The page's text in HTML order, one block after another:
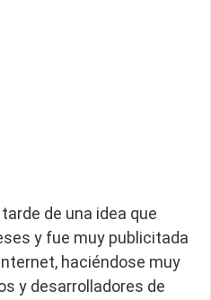
de una idea que
y fue muy publicitada
haciéndose muy
y desarrolladores de